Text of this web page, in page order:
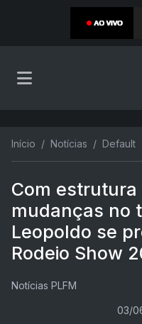
Início Notícias Default
Com
mudanças no
Leopoldo se
Rodeio Show
Notícias PLFM
03/